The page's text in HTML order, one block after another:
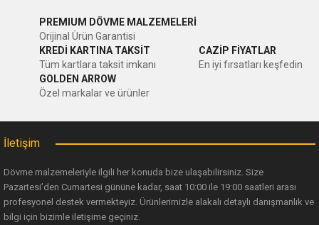
Görüş ve önerileriniz için teşekkür ederiz.
Ürün resmi kalitesiz, bozuk veya görüntülenemiyor.
Ürün açıklamasında eksik bilgiler bulunuyor.
PREMIUM DÖVME MALZEMELERİ
Orijinal Ürün Garantisi
KREDİ KARTINA TAKSİT
Tüm kartlara taksit imkanı
CAZİP FİYATLAR
En iyi fırsatları keşfedin
GOLDEN ARROW
Özel markalar ve ürünler
İletişim
Dövme malzemeleriyle ilgili her konuda bize ulaşabilirsiniz. Size
Pazartesi’den Cumartesi gününe kadar, saat 10:00 ile 19:00 saatleri arası
profesyonel destek vermekteyiz. Ürünlerimizle alakalı detaylı danışmanlık ve
bilgi için bizimle iletişime geçiniz.